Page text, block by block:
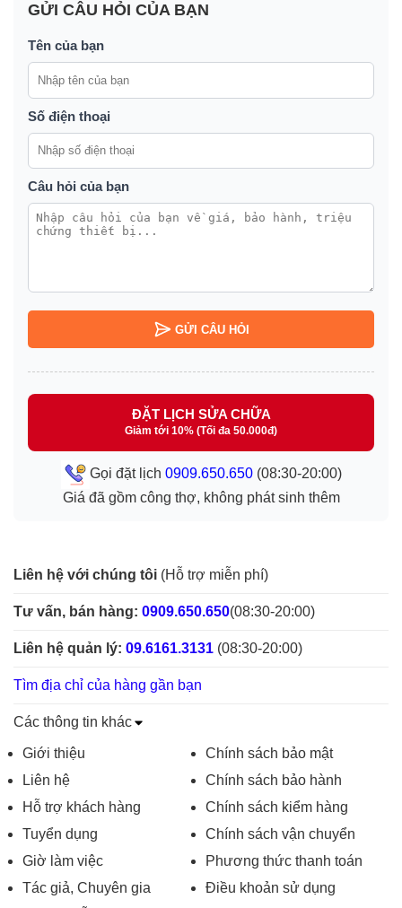
GỬI CÂU HỎI CỦA BẠN
Tên của bạn
Số điện thoại
Câu hỏi của bạn
GỬI CÂU HỎI
ĐẶT LỊCH SỬA CHỮA
Giảm tới 10% (Tối đa 50.000đ)
Gọi đặt lịch 0909.650.650(08:30-20:00)
Giá đã gồm công thợ, không phát sinh thêm
Liên hệ với chúng tôi (Hỗ trợ miễn phí)
Tư vấn, bán hàng: 0909.650.650(08:30-20:00)
Liên hệ quản lý: 09.6161.3131 (08:30-20:00)
Tìm địa chỉ của hàng gần bạn
Các thông tin khác
Giới thiệu
Liên hệ
Hỗ trợ khách hàng
Tuyển dụng
Giờ làm việc
Tác giả, Chuyên gia
Chính sách bảo mật
Chính sách bảo hành
Chính sách kiểm hàng
Chính sách vận chuyển
Phương thức thanh toán
Điều khoản sử dụng